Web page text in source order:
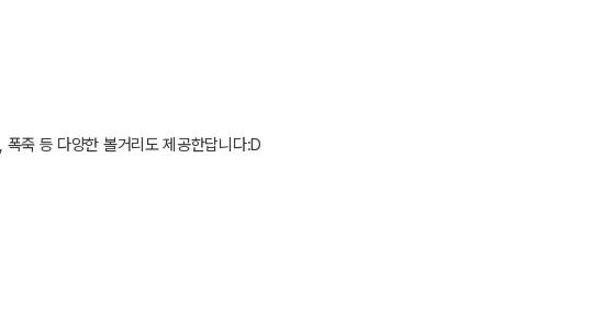
, 폭죽 등 다양한 볼거리도 제공한답니다:D